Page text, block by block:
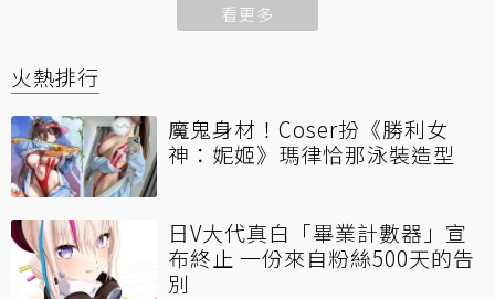
看更多
火熱排行
魔鬼身材！Coser扮《勝利女
神：妮姬》瑪律恰那泳裝造型
日V大代真白「畢業計數器」宣
布終止 一份來自粉絲500天的告
別